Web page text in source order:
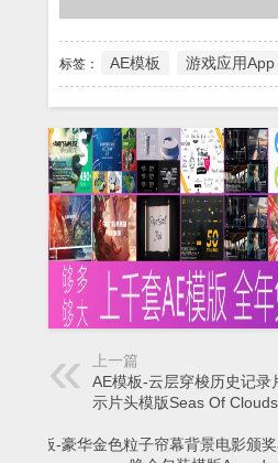
标签： AE模板 游戏应用App
上一篇
AE模板-云层穿梭历史记录
示片头模版Seas Of
AE模板-豪华金色粒子帘幕背景电影颁